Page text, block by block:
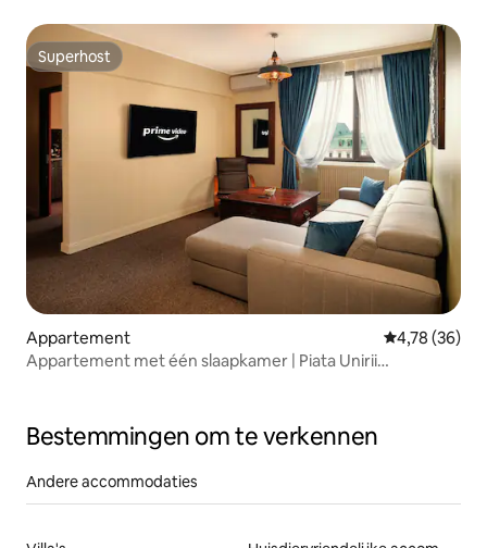
Superhost
Superhost
Appartement Gemiddelde
4,78 (36)
Appartement met één slaapkamer | Piata Unirii
Bestemmingen om te verkennen
Andere accommodaties